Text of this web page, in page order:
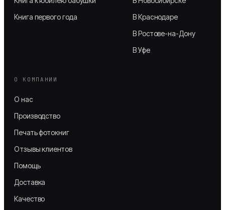
Книга первого года
В Краснодаре
В Ростове-на-Дону
В Уфе
О КОМПАНИИ
О нас
Производство
Печать фотокниг
Отзывы клиентов
Помощь
Доставка
Качество